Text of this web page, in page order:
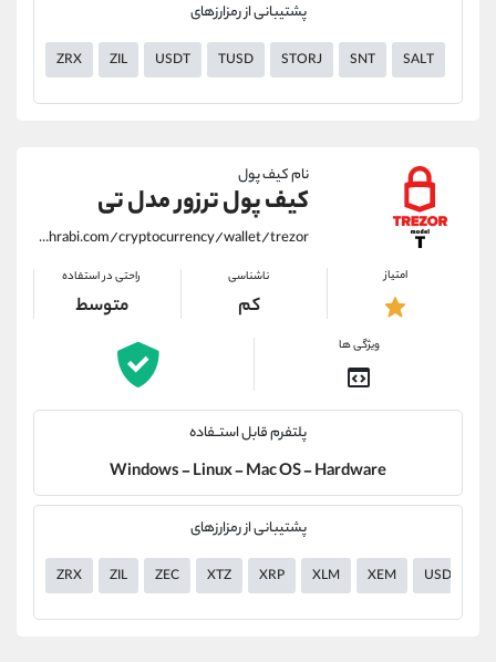
پشتیبانی از رمزارزهای
ZRX ZIL USDT TUSD STORJ SNT SALT
نام کیف پول
کیف پول ترزور مدل تی
https://alirezamehrabi.com/cryptocurrency/wallet/trezor
امتیاز ناشناسی
کم
راحتی در استفاده
متوسط
ویژگی ها
پلتفرم قابل استــفاده
Windows - Linux - Mac OS - Hardware
پشتیبانی از رمزارزهای
ZRX ZIL ZEC XTZ XRP XLM XEM USDT